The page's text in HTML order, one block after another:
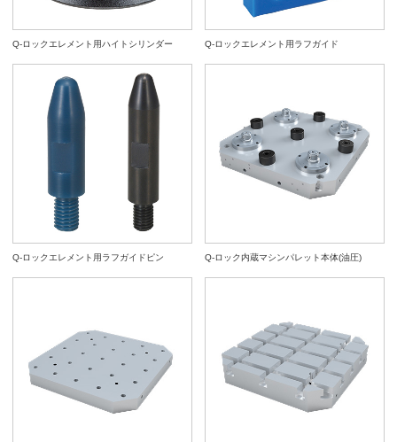
Q-ロックエレメント用ハイトシリンダー Q-ロックエレメント用ラフガイド
Q-ロックエレメント用ラフガイドピン Q-ロック内蔵マシンパレット本体(油圧)